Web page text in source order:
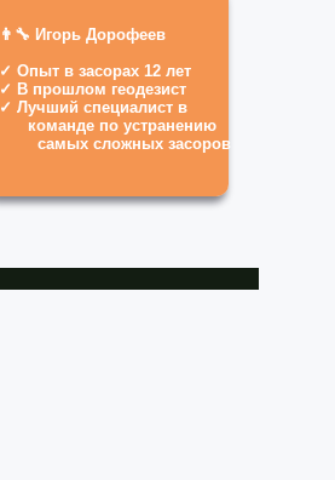
👨‍🔧 Игорь Дорофеев
✓ Опыт в засорах 12 лет
✓ В прошлом геодезист
✓ Лучший специалист в
команде по устранению
самых сложных засоров